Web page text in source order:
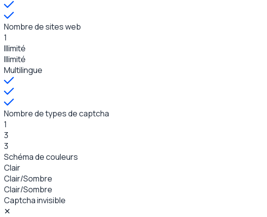
Nombre de sites web
1
Illimité
Illimité
Multilingue
Nombre de types de captcha
1
3
3
Schéma de couleurs
Clair
Clair/Sombre
Clair/Sombre
Captcha invisible
✕